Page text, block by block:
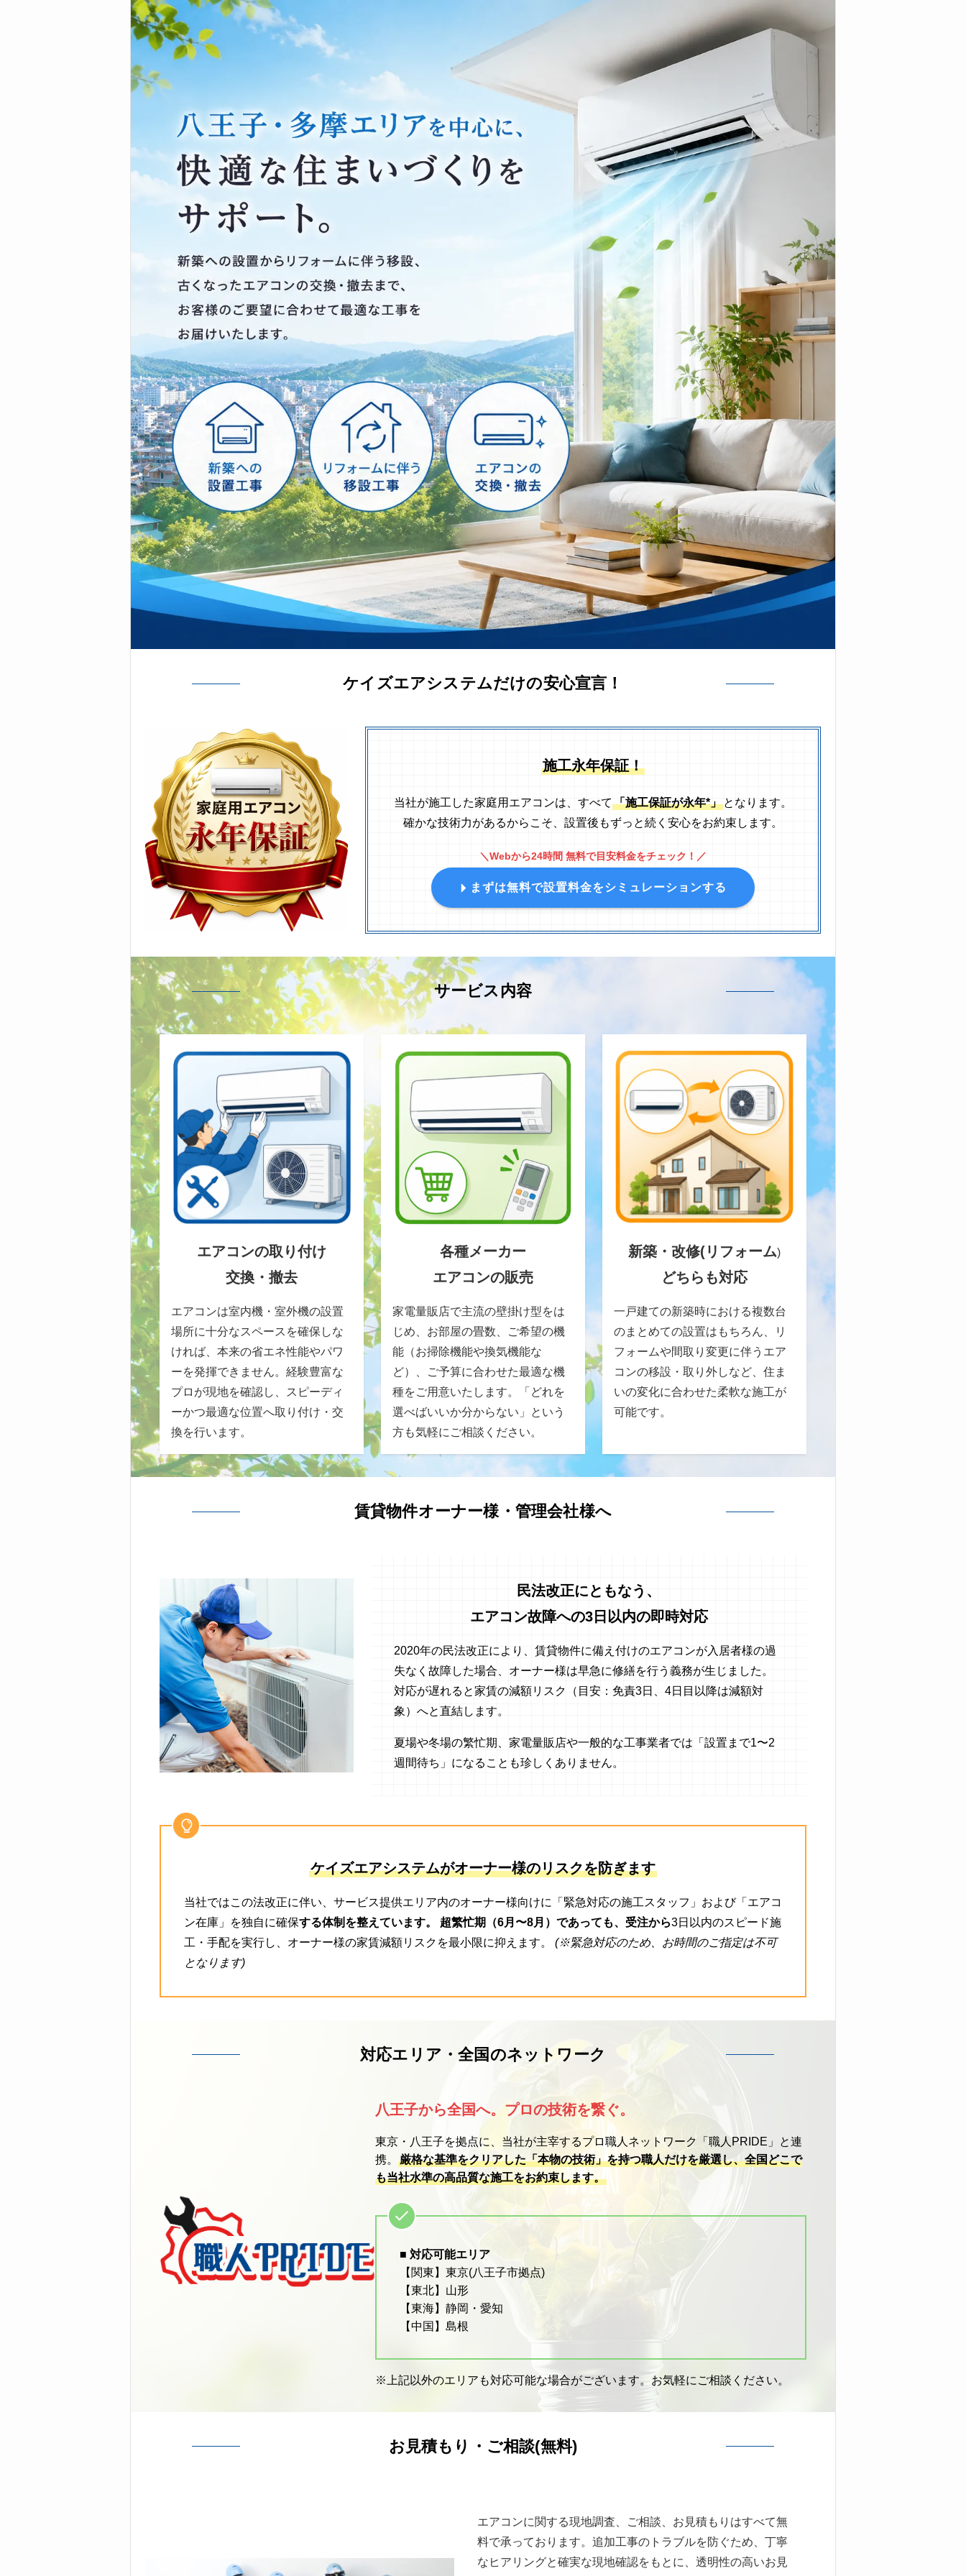
ケイズエアシステムだけの安心宣言！
施工永年保証！
当社が施工した家庭用エアコンは、すべて 「施工保証が永年*」 となります。
確かな技術力があるからこそ、設置後もずっと続く安心をお約束します。
＼Webから24時間 無料で目安料金をチェック！／
まずは無料で設置料金をシミュレーションする
サービス内容
エアコンの取り付け
交換・撤去
エアコンは室内機・室外機の設置
場所に十分なスペースを確保しな
ければ、本来の省エネ性能やパワ
ーを発揮できません。経験豊富な
プロが現地を確認し、スピーディ
ーかつ最適な位置へ取り付け・交
換を行います。
各種メーカー
エアコンの販売
家電量販店で主流の壁掛け型をは
じめ、お部屋の畳数、ご希望の機
能（お掃除機能や換気機能な
ど）、ご予算に合わせた最適な機
種をご用意いたします。「どれを
選べばいいか分からない」という
方も気軽にご相談ください。
新築・改修(リフォーム)
どちらも対応
一戸建ての新築時における複数台
のまとめての設置はもちろん、リ
フォームや間取り変更に伴うエア
コンの移設・取り外しなど、住ま
いの変化に合わせた柔軟な施工が
可能です。
賃貸物件オーナー様・管理会社様へ
民法改正にともなう、
エアコン故障への3日以内の即時対応
2020年の民法改正により、賃貸物件に備え付けのエアコンが入居者様の過
失なく故障した場合、オーナー様は早急に修繕を行う義務が生じました。
対応が遅れると家賃の減額リスク（目安：免責3日、4日目以降は減額対
象）へと直結します。
夏場や冬場の繁忙期、家電量販店や一般的な工事業者では「設置まで1〜2
週間待ち」になることも珍しくありません。
ケイズエアシステムがオーナー様のリスクを防ぎます
当社ではこの法改正に伴い、サービス提供エリア内のオーナー様向けに「緊急対応の施工スタッフ」および「エアコ
ン在庫」を独自に確保する体制を整えています。 超繁忙期（6月〜8月）であっても、受注から3日以内のスピード施
工・手配を実行し、オーナー様の家賃減額リスクを最小限に抑えます。 (※緊急対応のため、お時間のご指定は不可
となります)
対応エリア・全国のネットワーク
八王子から全国へ。プロの技術を繋ぐ。
東京・八王子を拠点に、当社が主宰するプロ職人ネットワーク「職人PRIDE」と連
携。
厳格な基準をクリアした「本物の技術」を持つ職人だけを厳選し、全国どこで
も当社水準の高品質な施工をお約束します。
■ 対応可能エリア
【関東】東京(八王子市拠点)
【東北】山形
【東海】静岡・愛知
【中国】島根
※上記以外のエリアも対応可能な場合がございます。お気軽にご相談ください。
お見積もり・ご相談(無料)
エアコンに関する現地調査、ご相談、お見積もりはすべて無
料で承っております。追加工事のトラブルを防ぐため、丁寧
なヒアリングと確実な現地確認をもとに、透明性の高いお見